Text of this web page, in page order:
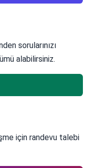
sorularınızı
alabilirsiniz.
için randevu talebi